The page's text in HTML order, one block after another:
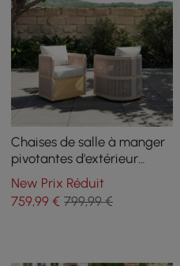
Chaises de salle à manger
pivotantes d'extérieur
Costra en aluminium et
tissage de corde, lot de 2
New Prix Réduit
759,99 € 799,99 €